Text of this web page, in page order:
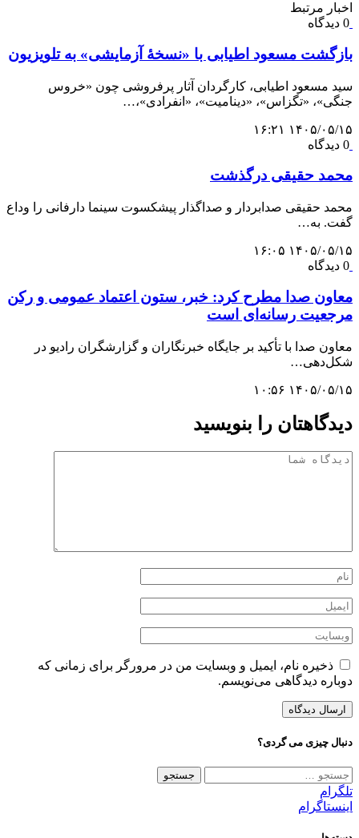
اخبار مرتبط
0 دیدگاه
بازگشت مسعود اطیابی با «نسخهٔ آزمایشی» به تلویزیون
سید مسعود اطیابی، کارگردان آثار پرفروشی چون «خروس
جنگی»، «تگزاس»، «دینامیت»، «انفرادی»،…
۱۴۰۵/۰۵/۱۵ ۱۶:۲۱
0 دیدگاه
محمد حقیقی درگذشت
محمد حقیقی صدابردار و صداگذار پیشکسوت سینما دارفانی را وداع
گفت. به…
۱۴۰۵/۰۵/۱۵ ۱۶:۰۵
0 دیدگاه
معاون صدا مطرح کرد: خبر، ستون اعتماد عمومی و رکن
مرجعیت رسانه‌ای است
معاون صدا با تأکید بر جایگاه خبرنگاران و گزارشگران رادیو در
شکل‌دهی…
۱۴۰۵/۰۵/۱۵ ۱۰:۵۶
دیدگاهتان را بنویسید
ذخیره نام، ایمیل و وبسایت من در مرورگر برای زمانی که
دوباره دیدگاهی می‌نویسم.
دنبال چیزی می گردی؟
جستجو
برای:
تلگرام
اینستاگرام